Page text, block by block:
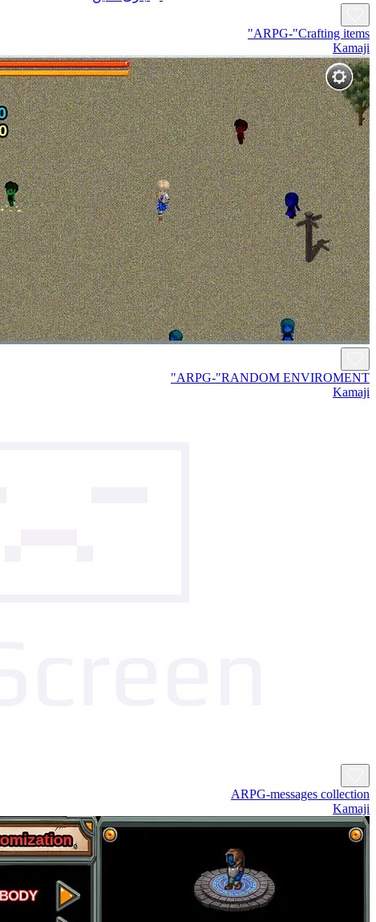
ARPG-"Crafting items"
Kamaji
ARPG-"RANDOM ENVIROMENT"
Kamaji
ARPG-messages collection
Kamaji